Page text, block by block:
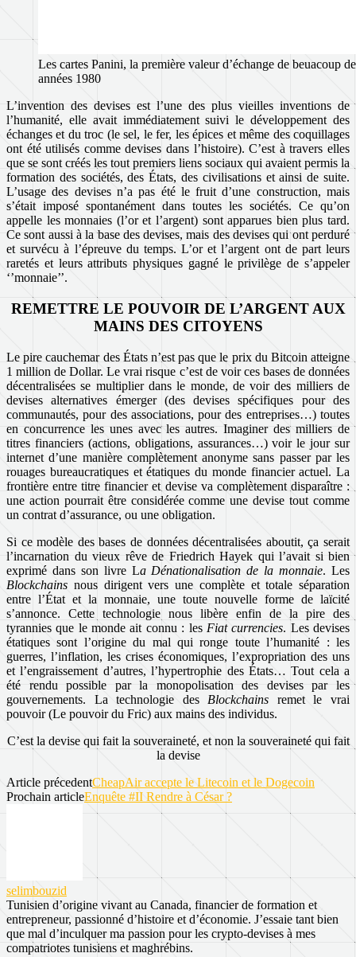
Les cartes Panini, la première valeur d’échange de beuacoup
années 1980
L’invention des devises est l’une des plus vieilles inventions de
l’humanité, elle avait immédiatement suivi le développement des
échanges et du troc (le sel, le fer, les épices et même des coquillages
ont été utilisés comme devises dans l’histoire). C’est à travers elles
que se sont créés les tout premiers liens sociaux qui avaient permis la
formation des sociétés, des États, des civilisations et ainsi de suite.
L’usage des devises n’a pas été le fruit d’une construction, mais
s’était imposé spontanément dans toutes les sociétés. Ce qu’on
appelle les monnaies (l’or et l’argent) sont apparues bien plus tard.
Ce sont aussi à la base des devises, mais des devises qui ont perduré
et survécu à l’épreuve du temps. L’or et l’argent ont de part leurs
raretés et leurs attributs physiques gagné le privilège de s’appeler
‘’monnaie’’.
REMETTRE LE POUVOIR DE L’ARGENT AUX
MAINS DES CITOYENS
Le pire cauchemar des États n’est pas que le prix du Bitcoin atteigne
1 million de Dollar. Le vrai risque c’est de voir ces bases de données
décentralisées se multiplier dans le monde, de voir des milliers de
devises alternatives émerger (des devises spécifiques pour des
communautés, pour des associations, pour des entreprises…) toutes
en concurrence les unes avec les autres. Imaginer des milliers de
titres financiers (actions, obligations, assurances…) voir le jour sur
internet d’une manière complètement anonyme sans passer par les
rouages bureaucratiques et étatiques du monde financier actuel. La
frontière entre titre financier et devise va complètement disparaître :
une action pourrait être considérée comme une devise tout comme
un contrat d’assurance, ou une obligation.
Si ce modèle des bases de données décentralisées aboutit, ça serait
l’incarnation du vieux rêve de Friedrich Hayek qui l’avait si bien
exprimé dans son livre La Dénationalisation de la monnaie. Les
Blockchains nous dirigent vers une complète et totale séparation
entre l’État et la monnaie, une toute nouvelle forme de laïcité
s’annonce. Cette technologie nous libère enfin de la pire des
tyrannies que le monde ait connu : les Fiat currencies. Les devises
étatiques sont l’origine du mal qui ronge toute l’humanité : les
guerres, l’inflation, les crises économiques, l’expropriation des uns
et l’engraissement d’autres, l’hypertrophie des États… Tout cela a
été rendu possible par la monopolisation des devises par les
gouvernements. La technologie des Blockchains remet le vrai
pouvoir (Le pouvoir du Fric) aux mains des individus.
C’est la devise qui fait la souveraineté, et non la souveraineté qui fait
la devise
Article précedentCheapAir accepte le Litecoin et le Dogecoin
Prochain articleEnquête #II Rendre à César ?
selimbouzid
Tunisien d’origine vivant au Canada, financier de formation et
entrepreneur, passionné d’histoire et d’économie. J’essaie tant bien
que mal d’inculquer ma passion pour les crypto-devises à mes
compatriotes tunisiens et maghrébins.